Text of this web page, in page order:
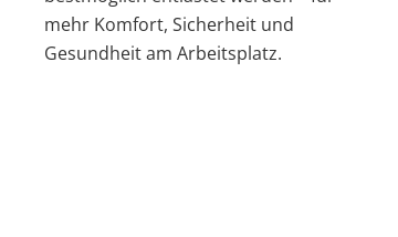
mehr Komfort, Sicherheit und
Gesundheit am Arbeitsplatz.